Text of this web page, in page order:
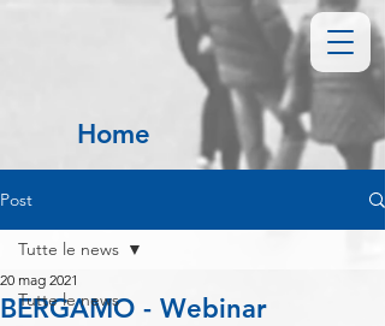
Home
Post
Tutte le news
Tutte le news
BERGAMO - Webinar
20 mag 2021